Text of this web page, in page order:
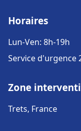
Horaires
Lun-Ven: 8h-19h
Service d'urgence
Zone
Trets, France